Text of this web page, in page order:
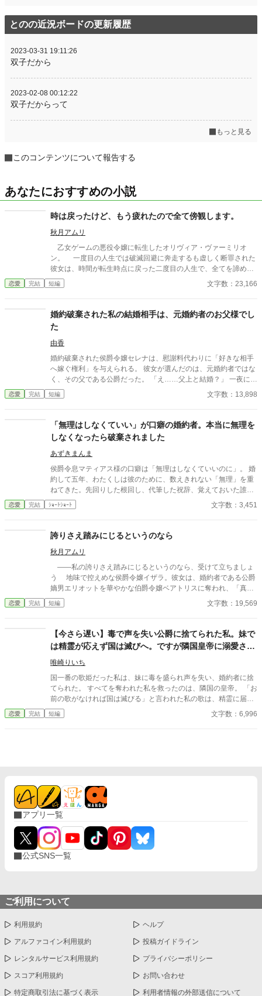
とのの近況ボードの更新履歴
2023-03-31 19:11:26
双子だから
2023-02-08 00:12:22
双子だからって
もっと見る
このコンテンツについて報告する
あなたにおすすめの小説
時は戻ったけど、もう疲れたので全て傍観します。
秋月アムリ
乙女ゲームの悪役令嬢に転生したオリヴィア・ヴァーミリオ
ン。 一度目の人生では破滅回避に奔走するも虚しく断罪された
彼女は、時間が転生時点に戻った二度目の人生で、全てを諦めて
いた。 もう疲れた。どうせ無駄なら、せめて断罪の日まで穏や
かに眠って過ごしたい──そう願い、積極的に引きこもり傍観を決
者・セドリック王子が、なぜか彼女に献身的な優しさを見せ、
「今度こそ、私が君を守る」と誓うのだ。 運命に抗う気力さえ
失った令嬢が、思いがけない波乱に巻き込まれていく。全てを諦
めたはずの人生で、彼女を待ち受ける未来とは──
恋愛 完結 短編 文字数：23,166
婚約破棄された私の結婚相手は、元婚約者のお父様でし
た
由香
婚約破棄された侯爵令嬢セレナは、慰謝料代わりに「好きな相手
へ嫁ぐ権利」を与えられる。 彼女が選んだのは、元婚約者ではな
く、その父である公爵だった。 「え……父上と結婚？」 一夜にし
て元婚約者は義理の息子となり、立場は完全逆転。 誠実な公爵と
の甘く穏やかな新婚生活と、毎日義母に頭が上がらない元婚約者
恋愛 完結 短編 文字数：13,898
「無理はしなくていい」が口癖の婚約者。本当に無理を
しなくなったら破棄されました
あずきまんま
侯爵令息マティアス様の口癖は「無理はしなくていいのに」。 婚
約して五年、わたくしは彼のために、数えきれない「無理」を重
ねてきた。先回りした根回し、代筆した祝辞、覚えておいた誰か
の誕生日。その度に返ってくるのは、感謝ではなく「無理はしな
くていいのに」の一言だった。 ある夜、わたくしは初めて、その
くなってみた。 彼の身の回りが少しずつ、静かに軋み始める。 そ
して半年後、告げられたのは婚約破棄。理由は「婚約者としての
熱意の欠如」――あなたが望んだとおりにしただけですのに。
恋愛 完結 ｼｮｰﾄｼｮｰﾄ 文字数：3,451
誇りさえ踏みにじるというのなら
秋月アムリ
――私の誇りさえ踏みにじるというのなら、受けて立ちましょ
う 地味で控えめな侯爵令嬢イザラ。彼女は、婚約者である公爵
嫡男エリオットを華やかな伯爵令嬢ベアトリスに奪われ、「真実
の愛」を見つけたという身勝手な理由で一方的に婚約破棄を突き
つけられる。 ベアトリスからは地味で退屈な女と公然と蔑ま
侯爵家の誇りを守るため不当な破棄を断固として拒否。たった一
人で反撃の証拠集めを開始する。 彼女が助力を求めたのは、社
交界から距離を置き、冷徹と噂される辺境伯アレクシス。彼は、
イザラの持つ鋼のような意志と冷静な知性を見抜き、彼女の非公
式な協力者となる。 しかし、そんな彼女を待っていたのは「辺
境伯と不貞を働いている」という、さらに悪質な濡れ衣だった―
―
恋愛 完結 短編 文字数：19,569
【今さら遅い】毒で声を失い公爵に捨てられた私。妹で
は精霊が応えず国は滅びへ。ですが隣国皇帝に溺愛され
る私に、今さら縋ってきても遅いです
唯崎りいち
国一番の歌姫だった私は、妹に毒を盛られ声を失い、婚約者に捨
てられた。 すべてを奪われた私を救ったのは、隣国の皇帝。 「お
前の歌がなければ国は滅びる」と言われた私の歌は、精霊に届
く“本物”の力を持っていて―― 一方、私を追放した国は偽物の歌
では加護を失い衰退。 今さら元婚約者が縋ってきても、もう遅
恋愛 完結 短編 文字数：6,996
アプリ一覧
公式SNS一覧
ご利用について
利用規約 ヘルプ
アルファコイン利用規約 投稿ガイドライン
レンタルサービス利用規約 プライバシーポリシー
スコア利用規約 お問い合わせ
特定商取引法に基づく表示 利用者情報の外部送信について